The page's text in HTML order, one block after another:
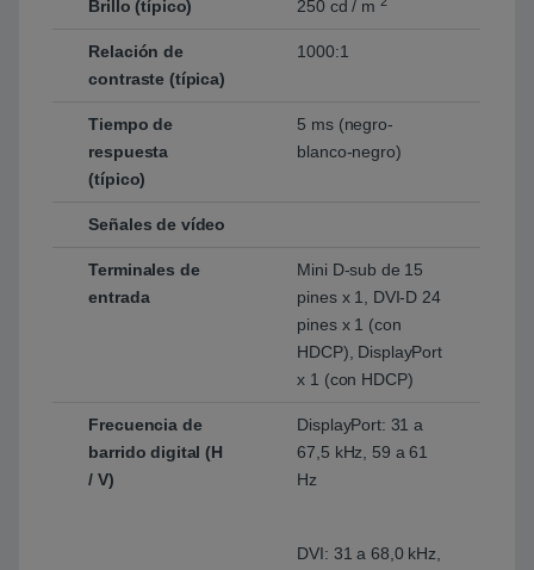
Brillo (típico) 250 cd / m
Relación de
contraste (típica)
1000:1
Tiempo de
respuesta
(típico)
5 ms (negro-
blanco-negro)
Señales de vídeo
Terminales de
entrada
Mini D-sub de 15
pines x 1, DVI-D 24
pines x 1 (con
HDCP), DisplayPort
x 1 (con HDCP)
Frecuencia de
barrido digital (H
/ V)
DisplayPort: 31 a
67,5 kHz, 59 a 61
Hz
DVI: 31 a 68,0 kHz,